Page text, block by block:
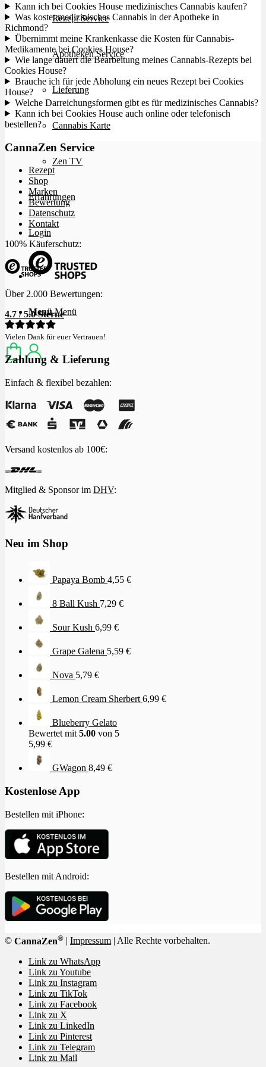
Rezept Service
Apotheken Service
Lieferung
Cannabis Karte
Zen TV
Erfahrungen
Login
Menü Menü
Kann ich bei Cookies House medizinisches Cannabis kaufen?
Was kostet medizinisches Cannabis in der Apotheke in
Richmond?
Übernimmt meine Krankenkasse die Kosten für Cannabis-
Medikamente bei Cookies House?
Wie lange dauert die Bearbeitung meines Cannabis-Rezepts bei
Cookies House?
Brauche ich für jede Abholung ein neues Rezept bei Cookies
House?
Welche Darreichungsformen gibt es für medizinisches Cannabis?
Kann ich bei Cookies House auch online oder telefonisch
bestellen?
CannaZen Service
Rezept
Shop
Marken
Bewertung
Datenschutz
Kontakt
100% Käuferschutz:
Über 2.000 Bewertungen:
4.7 / 5.0 Sterne
Vielen Dank für euer Vertrauen!
Zahlung & Lieferung
Einfach & flexibel bezahlen:
Versand kostenlos ab 100€:
Mitglied & Sponsor im DHV:
Neu im Shop
Papaya Bomb 4,55 €
8 Ball Kush 7,29 €
Sour Kush 6,99 €
Grape Galena 5,59 €
Nova 5,79 €
Lemon Cream Sherbert 6,99 €
Blueberry Gelato
Bewertet mit 5.00 von 5
5,99 €
GWagon 8,49 €
Kostenlose App
Bestellen mit iPhone:
Bestellen mit Android:
© CannaZen® Impressum | Alle Rechte vorbehalten.
Link zu WhatsApp
Link zu Youtube
Link zu Instagram
Link zu TikTok
Link zu Facebook
Link zu X
Link zu LinkedIn
Link zu Pinterest
Link zu Telegram
Link zu Mail